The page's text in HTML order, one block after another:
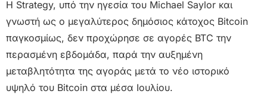
Η Strategy, υπό την ηγεσία του Michael Saylor και
γνωστή ως ο μεγαλύτερος δημόσιος κάτοχος Bitcoin
παγκοσμίως, δεν προχώρησε σε αγορές BTC την
περασμένη εβδομάδα, παρά την αυξημένη
μεταβλητότητα της αγοράς μετά το νέο ιστορικό
υψηλό του Bitcoin στα μέσα Ιουλίου.